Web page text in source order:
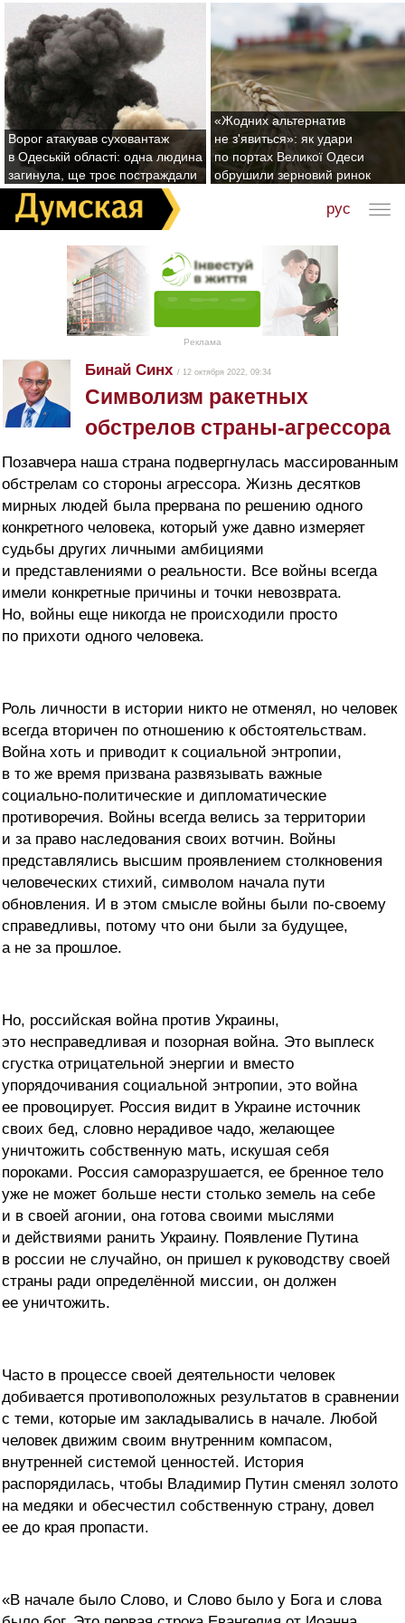
Ворог атакував суховантаж
в Одеській області: одна людина
загинула, ще троє постраждали
«Жодних альтернатив
не з'явиться»: як удари
по портах Великої Одеси
обрушили зерновий ринок
рус
Реклама
Бинай Синх / 12 октября 2022, 09:34
Символизм ракетных
обстрелов страны-агрессора
Позавчера наша страна подвергнулась массированным
обстрелам со стороны агрессора. Жизнь десятков
мирных людей была прервана по решению одного
конкретного человека, который уже давно измеряет
судьбы других личными амбициями
и представлениями о реальности. Все войны всегда
имели конкретные причины и точки невозврата.
Но, войны еще никогда не происходили просто
по прихоти одного человека.
Роль личности в истории никто не отменял, но человек
всегда вторичен по отношению к обстоятельствам.
Война хоть и приводит к социальной энтропии,
в то же время призвана развязывать важные
социально-политические и дипломатические
противоречия. Войны всегда велись за территории
и за право наследования своих вотчин. Войны
представлялись высшим проявлением столкновения
человеческих стихий, символом начала пути
обновления. И в этом смысле войны были по-своему
справедливы, потому что они были за будущее,
а не за прошлое.
Но, российская война против Украины,
это несправедливая и позорная война. Это выплеск
сгустка отрицательной энергии и вместо
упорядочивания социальной энтропии, это война
ее провоцирует. Россия видит в Украине источник
своих бед, словно нерадивое чадо, желающее
уничтожить собственную мать, искушая себя
пороками. Россия саморазрушается, ее бренное тело
уже не может больше нести столько земель на себе
и в своей агонии, она готова своими мыслями
и действиями ранить Украину. Появление Путина
в россии не случайно, он пришел к руководству своей
страны ради определённой миссии, он должен
ее уничтожить.
Часто в процессе своей деятельности человек
добивается противоположных результатов в сравнении
с теми, которые им закладывались в начале. Любой
человек движим своим внутренним компасом,
внутренней системой ценностей. История
распорядилась, чтобы Владимир Путин сменял золото
на медяки и обесчестил собственную страну, довел
ее до края пропасти.
«В начале было Слово, и Слово было у Бога и слова